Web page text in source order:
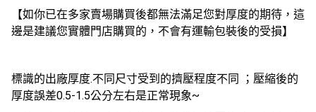
【如你已在多家賣場購買後都無法滿足您對厚度的期待，這
邊是建議您實體門店購買的，不會有運輸包裝後的受損】
標識的出廠厚度.不同尺寸受到的擠壓程度不同 ；壓縮後的
厚度誤差0.5-1.5公分左右是正常現象~